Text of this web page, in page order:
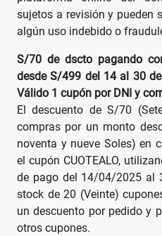
sujetos a revisión y pueden
algún uso indebido o
S/70 de dscto pagando
desde S/499 del 14 al 30
Válido 1 cupón por DNI y
El descuento de S/70
compras por un monto
noventa y nueve Soles) en
el cupón CUOTEALO,
de pago del 14/04/2025 al
stock de 20 (Veinte)
un descuento por pedido y
otros cupones.